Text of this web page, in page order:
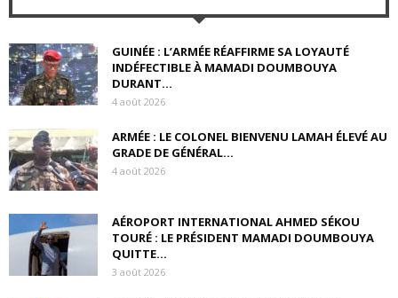
GUINÉE : L’ARMÉE RÉAFFIRME SA LOYAUTÉ
INDÉFECTIBLE À MAMADI DOUMBOUYA
DURANT...
4 août 2026
ARMÉE : LE COLONEL BIENVENU LAMAH ÉLEVÉ AU
GRADE DE GÉNÉRAL...
4 août 2026
AÉROPORT INTERNATIONAL AHMED SÉKOU
TOURÉ : LE PRÉSIDENT MAMADI DOUMBOUYA
QUITTE...
3 août 2026